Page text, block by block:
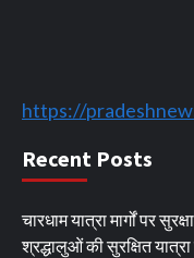
https://
Recent Posts
चारधाम यात्रा मार्गों पर
श्रद्धालुओं की सुरक्षित